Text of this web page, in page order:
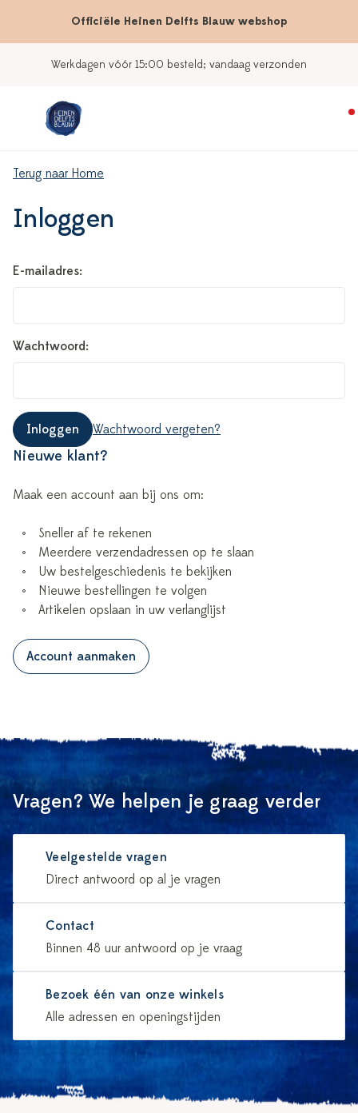
Officiële Heinen Delfts Blauw webshop
Werkdagen vóór 15:00 besteld; vandaag verzonden
Terug naar Home
Inloggen
E-mailadres:
Wachtwoord:
Inloggen Wachtwoord vergeten?
Nieuwe klant?
Maak een account aan bij ons om:
Sneller af te rekenen
Meerdere verzendadressen op te slaan
Uw bestelgeschiedenis te bekijken
Nieuwe bestellingen te volgen
Artikelen opslaan in uw verlanglijst
Account aanmaken
Vragen? We helpen je graag verder
Veelgestelde vragen
Direct antwoord op al je vragen
Contact
Binnen 48 uur antwoord op je vraag
Bezoek één van onze winkels
Alle adressen en openingstijden